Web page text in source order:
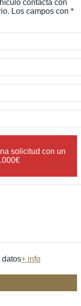
contacta con
Los campos con *
solicitud con un
datos+ info